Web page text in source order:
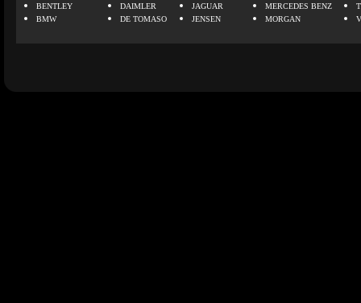
BENTLEY
BMW
DAIMLER
DE TOMASO
JAGUAR
JENSEN
MERCEDES BENZ
MORGAN